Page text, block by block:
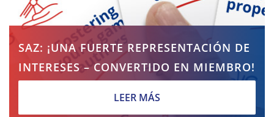
SAZ: ¡UNA FUERTE REPRESENTACIÓN DE
INTERESES – CONVERTIDO EN MIEMBRO!
LEER MÁS